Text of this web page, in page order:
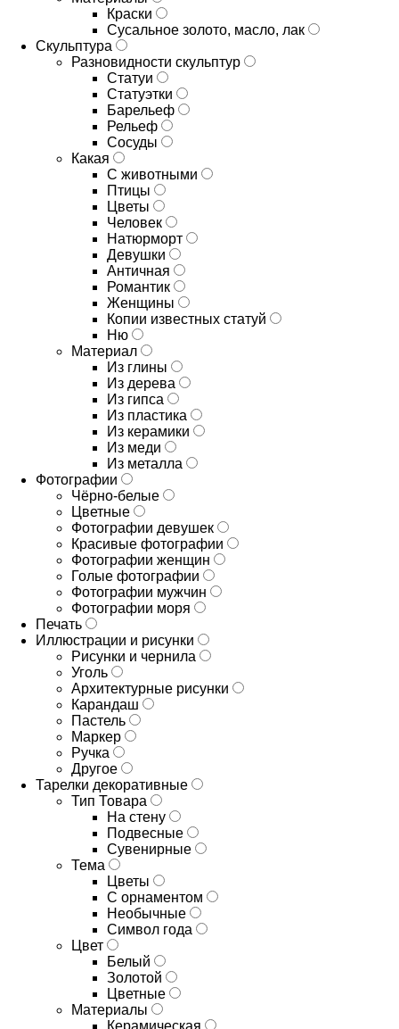
Краски
Сусальное золото, масло, лак
Скульптура
Разновидности скульптур
Статуи
Статуэтки
Барельеф
Рельеф
Сосуды
Какая
С животными
Птицы
Цветы
Человек
Натюрморт
Девушки
Античная
Романтик
Женщины
Копии известных статуй
Ню
Материал
Из глины
Из дерева
Из гипса
Из пластика
Из керамики
Из меди
Из металла
Фотографии
Чёрно-белые
Цветные
Фотографии девушек
Красивые фотографии
Фотографии женщин
Голые фотографии
Фотографии мужчин
Фотографии моря
Печать
Иллюстрации и рисунки
Рисунки и чернила
Уголь
Архитектурные рисунки
Карандаш
Пастель
Маркер
Ручка
Другое
Тарелки декоративные
Тип Товара
На стену
Подвесные
Сувенирные
Тема
Цветы
С орнаментом
Необычные
Символ года
Цвет
Белый
Золотой
Цветные
Материалы
Керамическая